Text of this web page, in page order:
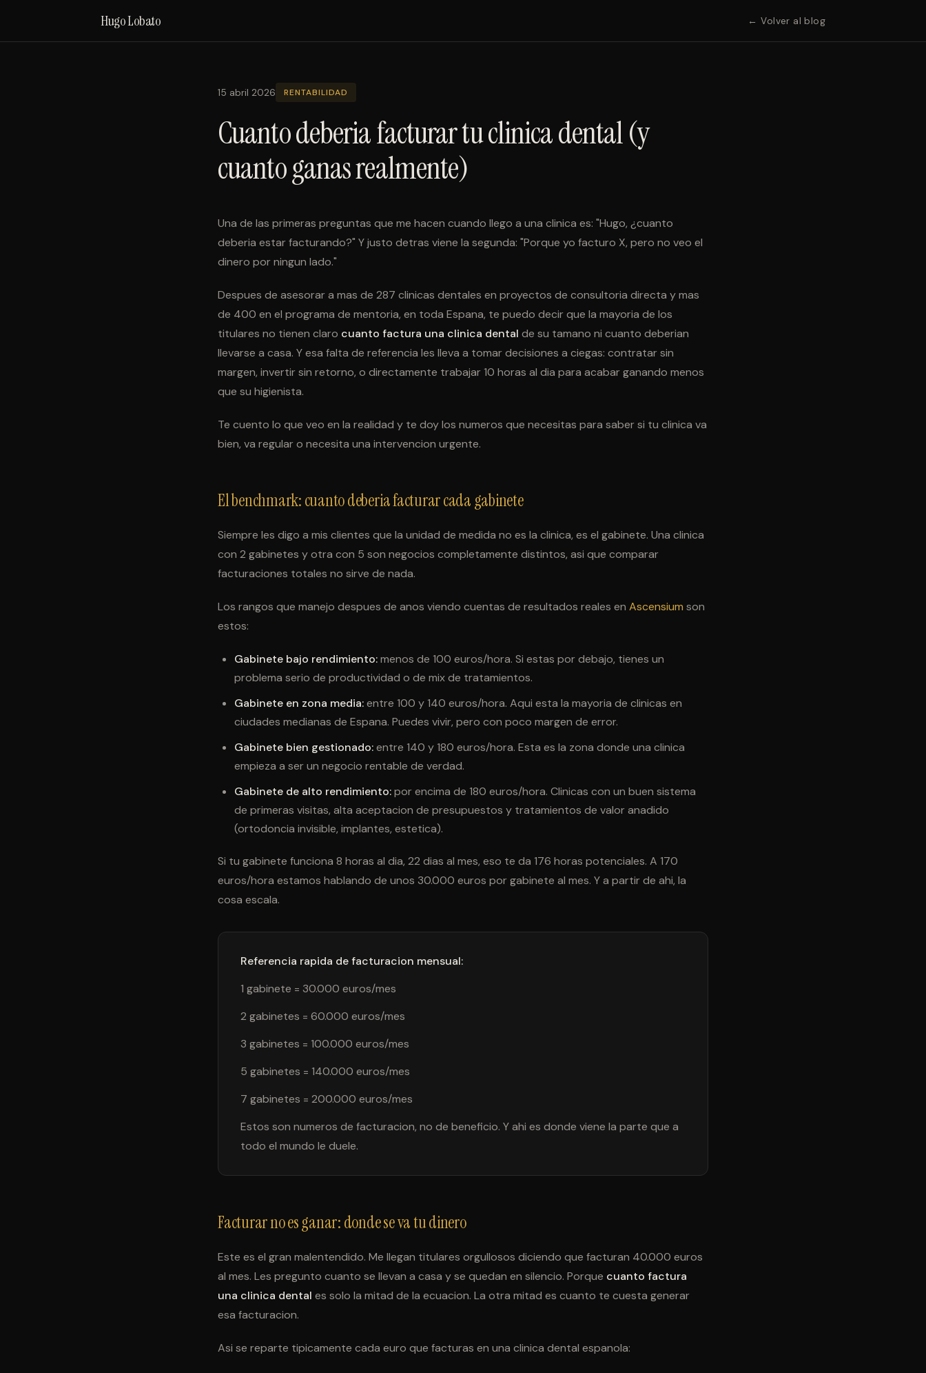
Hugo Lobato ← Volver al blog
15 abril 2026 RENTABILIDAD
Cuanto deberia facturar tu clinica dental (y
cuanto ganas realmente)
Una de las primeras preguntas que me hacen cuando llego a una clinica es: "Hugo, ¿cuanto
deberia estar facturando?" Y justo detras viene la segunda: "Porque yo facturo X, pero no veo el
dinero por ningun lado."
Despues de asesorar a mas de 287 clinicas dentales en proyectos de consultoria directa y mas
de 400 en el programa de mentoria, en toda Espana, te puedo decir que la mayoria de los
titulares no tienen claro cuanto factura una clinica dental de su tamano ni cuanto deberian
llevarse a casa. Y esa falta de referencia les lleva a tomar decisiones a ciegas: contratar sin
margen, invertir sin retorno, o directamente trabajar 10 horas al dia para acabar ganando menos
que su higienista.
Te cuento lo que veo en la realidad y te doy los numeros que necesitas para saber si tu clinica va
bien, va regular o necesita una intervencion urgente.
El benchmark: cuanto deberia facturar cada gabinete
Siempre les digo a mis clientes que la unidad de medida no es la clinica, es el gabinete. Una clinica
con 2 gabinetes y otra con 5 son negocios completamente distintos, asi que comparar
facturaciones totales no sirve de nada.
Los rangos que manejo despues de anos viendo cuentas de resultados reales en Ascensium son
estos:
Gabinete bajo rendimiento:menos de 100 euros/hora. Si estas por debajo, tienes un
problema serio de productividad o de mix de tratamientos.
Gabinete en zona media:entre 100 y 140 euros/hora. Aqui esta la mayoria de clinicas en
ciudades medianas de Espana. Puedes vivir, pero con poco margen de error.
Gabinete bien gestionado:entre 140 y 180 euros/hora. Esta es la zona donde una clinica
empieza a ser un negocio rentable de verdad.
Gabinete de alto rendimiento:por encima de 180 euros/hora. Clinicas con un buen sistema
de primeras visitas, alta aceptacion de presupuestos y tratamientos de valor anadido
(ortodoncia invisible, implantes, estetica).
Si tu gabinete funciona 8 horas al dia, 22 dias al mes, eso te da 176 horas potenciales. A 170
euros/hora estamos hablando de unos 30.000 euros por gabinete al mes. Y a partir de ahi, la
cosa escala.
Referencia rapida de facturacion mensual:
1 gabinete = 30.000 euros/mes
2 gabinetes = 60.000 euros/mes
3 gabinetes = 100.000 euros/mes
5 gabinetes = 140.000 euros/mes
7 gabinetes = 200.000 euros/mes
Estos son numeros de facturacion, no de beneficio. Y ahi es donde viene la parte que a
todo el mundo le duele.
Facturar no es ganar: donde se va tu dinero
Este es el gran malentendido. Me llegan titulares orgullosos diciendo que facturan 40.000 euros
al mes. Les pregunto cuanto se llevan a casa y se quedan en silencio. Porque cuanto factura
una clinica dental es solo la mitad de la ecuacion. La otra mitad es cuanto te cuesta generar
esa facturacion.
Asi se reparte tipicamente cada euro que facturas en una clinica dental espanola: